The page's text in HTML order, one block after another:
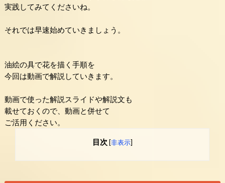
実践してみてくださいね。
それでは早速始めていきましょう。
油絵の具で花を描く手順を
今回は動画で解説していきます。
動画で使った解説スライドや解説文も
載せておくので、動画と併せて
ご活用ください。
目次 [非表示]